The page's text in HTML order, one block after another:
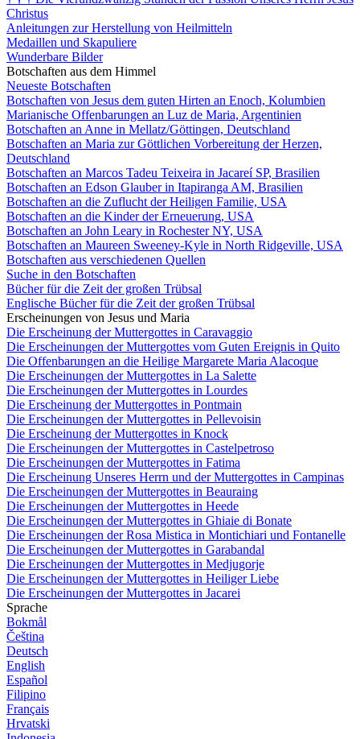
Christus
Anleitungen zur Herstellung von Heilmitteln
Medaillen und Skapuliere
Wunderbare Bilder
Botschaften aus dem Himmel
Neueste Botschaften
Botschaften von Jesus dem guten Hirten an Enoch, Kolumbien
Marianische Offenbarungen an Luz de Maria, Argentinien
Botschaften an Anne in Mellatz/Göttingen, Deutschland
Botschaften an Maria zur Göttlichen Vorbereitung der Herzen,
Deutschland
Botschaften an Marcos Tadeu Teixeira in Jacareí SP, Brasilien
Botschaften an Edson Glauber in Itapiranga AM, Brasilien
Botschaften an die Zuflucht der Heiligen Familie, USA
Botschaften an die Kinder der Erneuerung, USA
Botschaften an John Leary in Rochester NY, USA
Botschaften an Maureen Sweeney-Kyle in North Ridgeville, USA
Botschaften aus verschiedenen Quellen
Suche in den Botschaften
Bücher für die Zeit der großen Trübsal
Englische Bücher für die Zeit der großen Trübsal
Erscheinungen von Jesus und Maria
Die Erscheinung der Muttergottes in Caravaggio
Die Erscheinungen der Muttergottes vom Guten Ereignis in Quito
Die Offenbarungen an die Heilige Margarete Maria Alacoque
Die Erscheinungen der Muttergottes in La Salette
Die Erscheinungen der Muttergottes in Lourdes
Die Erscheinung der Muttergottes in Pontmain
Die Erscheinungen der Muttergottes in Pellevoisin
Die Erscheinung der Muttergottes in Knock
Die Erscheinungen der Muttergottes in Castelpetroso
Die Erscheinungen der Muttergottes in Fatima
Die Erscheinung Unseres Herrn und der Muttergottes in Campinas
Die Erscheinungen der Muttergottes in Beauraing
Die Erscheinungen der Muttergottes in Heede
Die Erscheinungen der Muttergottes in Ghiaie di Bonate
Die Erscheinungen der Rosa Mistica in Montichiari und Fontanelle
Die Erscheinungen der Muttergottes in Garabandal
Die Erscheinungen der Muttergottes in Medjugorje
Die Erscheinungen der Muttergottes in Heiliger Liebe
Die Erscheinungen der Muttergottes in Jacarei
Sprache
Bokmål
Čeština
Deutsch
English
Español
Filipino
Français
Hrvatski